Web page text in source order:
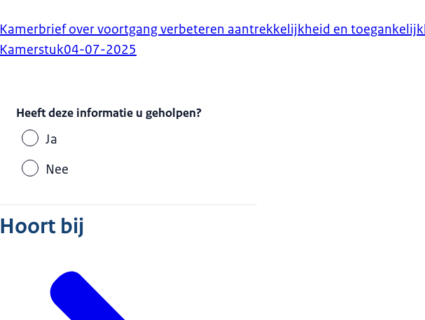
Kamerbrief over voortgang verbeteren aantrekkelijkheid en
Kamerstuk04-07-2025
Heeft deze informatie u geholpen?
Ja
Nee
Hoort bij